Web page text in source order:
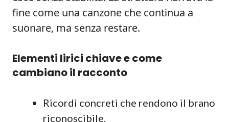
fine come una canzone che continua a
suonare, ma senza restare.
Elementi lirici chiave e come
cambiano il racconto
Ricordi concreti che rendono il brano
riconoscibile.